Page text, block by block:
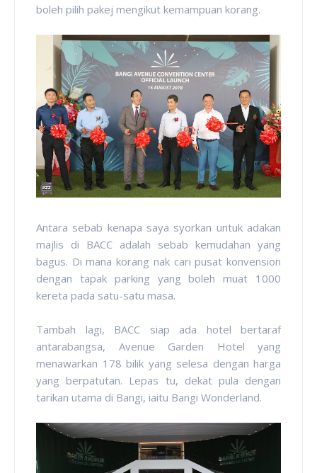
boleh pilih pakej mengikut kemampuan korang.
Antara sebab kenapa saya syorkan untuk adakan
majlis di BACC adalah sebab kemudahan yang
bagus. Di mana korang nak cari pusat konvension
dengan tapak parking yang boleh muat 1000
kereta pada satu-satu masa.
Tambah lagi, BACC siap ada hotel bertaraf
antarabangsa, Avenue Garden Hotel yang
menawarkan 178 bilik yang selesa dengan harga
yang berpatutan. Lepas tu, dekat pula dengan
tarikan utama di Bangi, iaitu Bangi Wonderland.